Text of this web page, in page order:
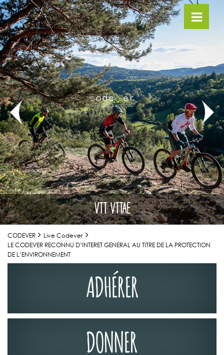
VTT VTTAE
CODEVER
Live Codever
LE CODEVER RECONNU D’INTERET GENERAL AU TITRE DE LA PROTECTION
DE L’ENVIRONNEMENT
ADHÉRER
DONNER